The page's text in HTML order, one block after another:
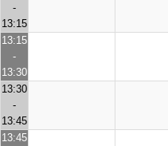
-
13:15
13:15
-
13:30
13:30
-
13:45
13:45